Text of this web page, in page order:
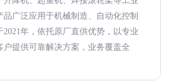
广泛应用于机械制造、自动化控制
年，依托原厂直供优势，以专业
户提供可靠解决方案，业务覆盖全